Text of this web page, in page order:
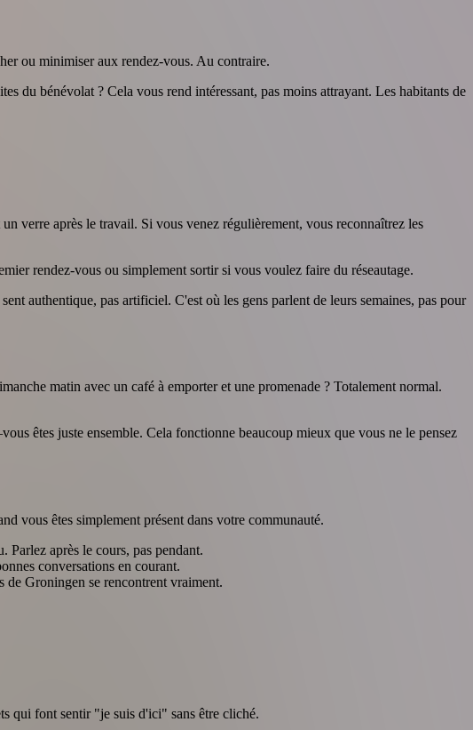
ou minimiser aux rendez-vous. Au contraire.
du bénévolat ? Cela vous rend intéressant, pas moins attrayant. Les habitants de
verre après le travail. Si vous venez régulièrement, vous reconnaîtrez les
rendez-vous ou simplement sortir si vous voulez faire du réseautage.
sent authentique, pas artificiel. C'est où les gens parlent de leurs semaines, pas pour
matin avec un café à emporter et une promenade ? Totalement normal.
êtes juste ensemble. Cela fonctionne beaucoup mieux que vous ne le pensez
vous êtes simplement présent dans votre communauté.
Parlez après le cours, pas pendant.
conversations en courant.
de Groningen se rencontrent vraiment.
qui font sentir "je suis d'ici" sans être cliché.